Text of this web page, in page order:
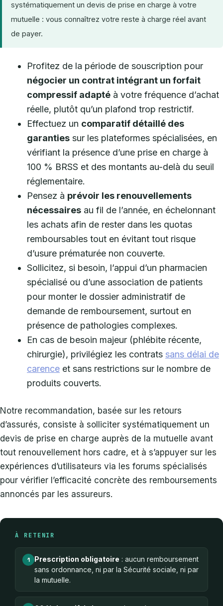
systématiquement un devis de prise en charge à votre
mutuelle : vous connaîtrez votre reste à charge réel avant
de payer.
Profitez de la période de souscription pour
négocier un contrat intégrant un forfait
compressif adapté à votre fréquence d’achat
réelle, plutôt qu’un plafond trop restrictif.
Effectuez un comparatif détaillé des
garanties sur les plateformes spécialisées, en
vérifiant la présence d’une prise en charge à
100 % BRSS et des montants au-delà du seuil
réglementaire.
Pensez à prévoir les renouvellements
nécessaires au fil de l’année, en échelonnant
les achats afin de rester dans les quotas
remboursables tout en évitant tout risque
d’usure prématurée non couverte.
Sollicitez, si besoin, l’appui d’un pharmacien
spécialisé ou d’une association de patients
pour monter le dossier administratif de
demande de remboursement, surtout en
présence de pathologies complexes.
En cas de besoin majeur (phlébite récente,
chirurgie), privilégiez les contrats sans délai de
carence et sans restrictions sur le nombre de
produits couverts.
Notre recommandation, basée sur les retours
d’assurés, consiste à solliciter systématiquement un
devis de prise en charge auprès de la mutuelle avant
tout renouvellement hors cadre, et à s’appuyer sur les
expériences d’utilisateurs via les forums spécialisés
pour vérifier l’efficacité concrète des remboursements
annoncés par les assureurs.
À RETENIR
1 Prescription obligatoire : aucun remboursement
sans ordonnance, ni par la Sécurité sociale, ni par
la mutuelle.